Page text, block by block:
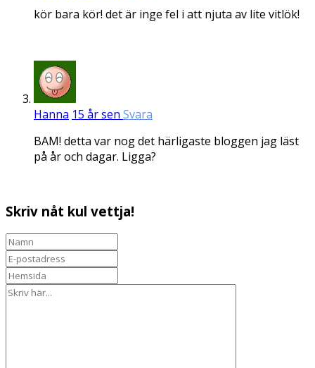
kör bara kör! det är inge fel i att njuta av lite vitlök!
Hanna 15 år sen Svara
BAM! detta var nog det härligaste bloggen jag läst
på år och dagar. Ligga?
Skriv nåt kul vettja!